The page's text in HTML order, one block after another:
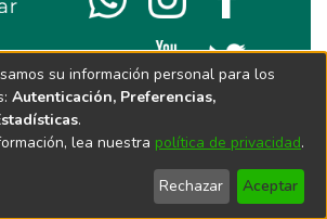
su información personal para los
Autenticación, Preferencias,
.
lea nuestra política de privacidad.
Rechazar Aceptar